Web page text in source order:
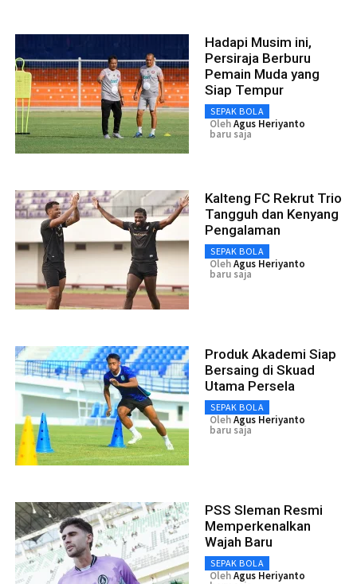
Hadapi Musim ini,
Persiraja Berburu
Pemain Muda yang
Siap Tempur
SEPAK BOLA
OlehAgus Heriyanto
baru saja
Kalteng FC Rekrut Trio
Tangguh dan Kenyang
Pengalaman
SEPAK BOLA
OlehAgus Heriyanto
baru saja
Produk Akademi Siap
Bersaing di Skuad
Utama Persela
SEPAK BOLA
OlehAgus Heriyanto
baru saja
PSS Sleman Resmi
Memperkenalkan
Wajah Baru
SEPAK BOLA
OlehAgus Heriyanto